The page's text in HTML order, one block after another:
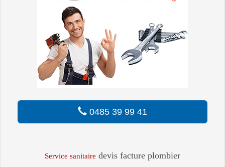
0485 39 99 41
Service sanitaire devis facture plombier